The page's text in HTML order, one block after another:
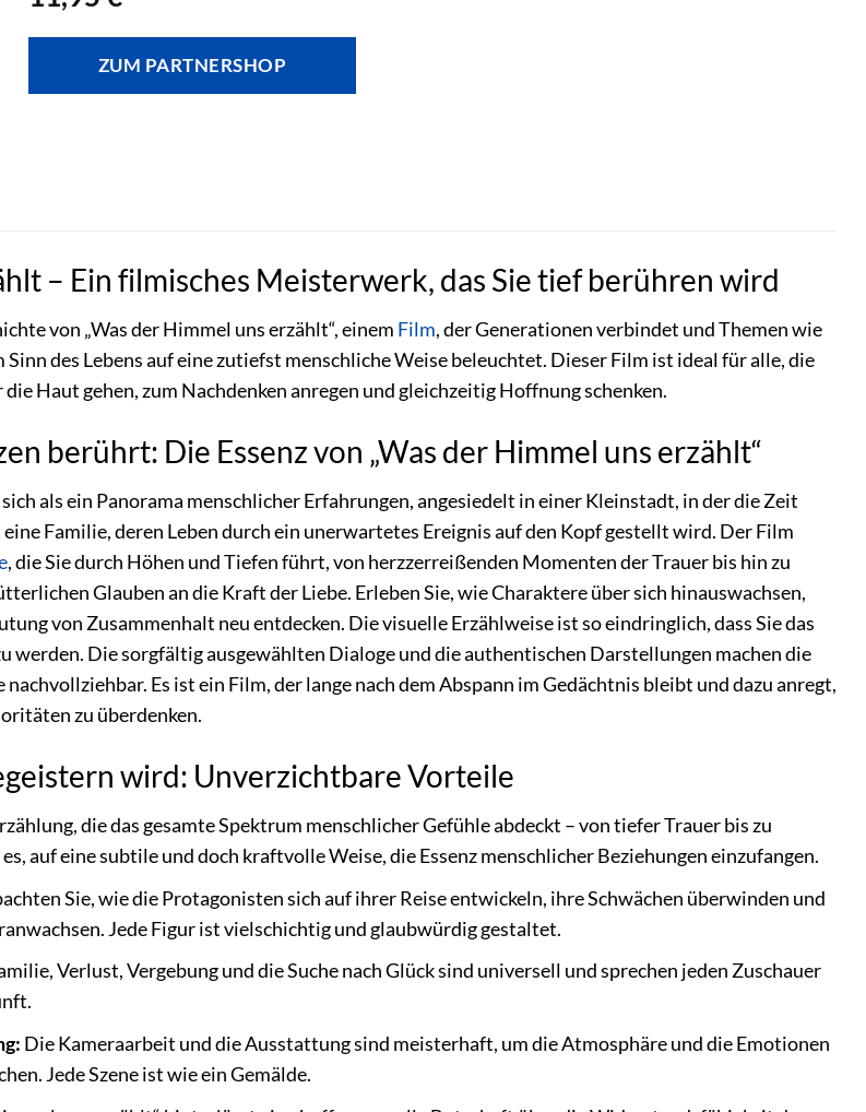
ZUM PARTNERSHOP
– Ein filmisches Meisterwerk, das Sie tief berühren wird
von „Was der Himmel uns erzählt“, einem Film, der Generationen verbindet und Themen wie
Sinn des Lebens auf eine zutiefst menschliche Weise beleuchtet. Dieser Film ist ideal für alle, die
Haut gehen, zum Nachdenken anregen und gleichzeitig Hoffnung schenken.
berührt: Die Essenz von „Was der Himmel uns erzählt“
als ein Panorama menschlicher Erfahrungen, angesiedelt in einer Kleinstadt, in der die Zeit
Familie, deren Leben durch ein unerwartetes Ereignis auf den Kopf gestellt wird. Der Film
, die Sie durch Höhen und Tiefen führt, von herzzerreißenden Momenten der Trauer bis hin zu
Glauben an die Kraft der Liebe. Erleben Sie, wie Charaktere über sich hinauswachsen,
von Zusammenhalt neu entdecken. Die visuelle Erzählweise ist so eindringlich, dass Sie das
werden. Die sorgfältig ausgewählten Dialoge und die authentischen Darstellungen machen die
Es ist ein Film, der lange nach dem Abspann im Gedächtnis bleibt und dazu anregt,
zu überdenken.
wird: Unverzichtbare Vorteile
die das gesamte Spektrum menschlicher Gefühle abdeckt – von tiefer Trauer bis zu
auf eine subtile und doch kraftvolle Weise, die Essenz menschlicher Beziehungen einzufangen.
Sie, wie die Protagonisten sich auf ihrer Reise entwickeln, ihre Schwächen überwinden und
Jede Figur ist vielschichtig und glaubwürdig gestaltet.
Verlust, Vergebung und die Suche nach Glück sind universell und sprechen jeden Zuschauer
Die Kameraarbeit und die Ausstattung sind meisterhaft, um die Atmosphäre und die Emotionen
Jede Szene ist wie ein Gemälde.